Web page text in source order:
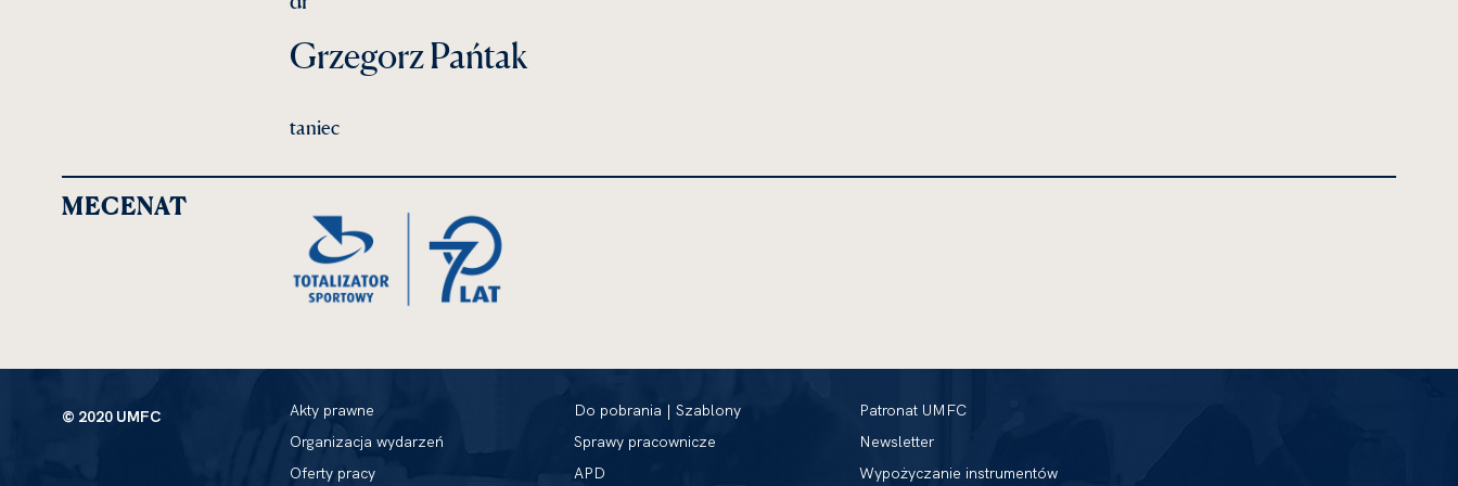
Grzegorz Pańtak
taniec
MECENAT
© 2020 UMFC
Akty prawne
Organizacja wydarzeń
Oferty pracy
Do pobrania | Szablony
Sprawy pracownicze
APD
Patronat UMFC
Newsletter
Wypożyczanie instrumentów